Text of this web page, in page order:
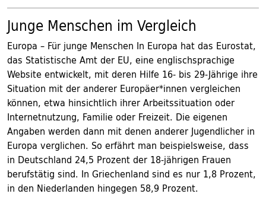
Junge Menschen im Vergleich
Europa – Für junge Menschen In Europa hat das Eurostat,
das Statistische Amt der EU, eine englischsprachige
Website entwickelt, mit deren Hilfe 16- bis 29-Jährige ihre
Situation mit der anderer Europäer*innen vergleichen
können, etwa hinsichtlich ihrer Arbeitssituation oder
Internetnutzung, Familie oder Freizeit. Die eigenen
Angaben werden dann mit denen anderer Jugendlicher in
Europa verglichen. So erfährt man beispielsweise, dass
in Deutschland 24,5 Prozent der 18-jährigen Frauen
berufstätig sind. In Griechenland sind es nur 1,8 Prozent,
in den Niederlanden hingegen 58,9 Prozent.